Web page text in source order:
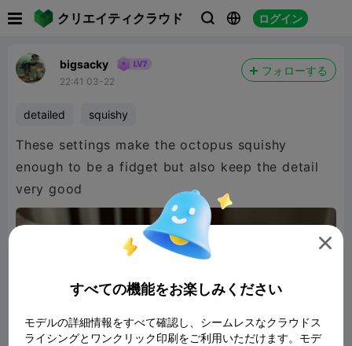
クリエイティクラウド   ログイン
bigsacky
22:41 03-22
フォローする
detailed squishy
These settings make the octopus squishy
enough to be a fidget but also keep the detail
very good

すべての機能をお楽しみください
モデルの詳細情報をすべて確認し、シームレスなクラウドス
ライシングとワンクリック印刷をご利用いただけます。モデ